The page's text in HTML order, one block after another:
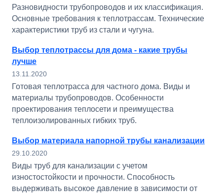
Разновидности трубопроводов и их классификация.
Основные требования к теплотрассам. Технические
характеристики труб из стали и чугуна.
Выбор теплотрассы для дома - какие трубы
лучше
13.11.2020
Готовая теплотрасса для частного дома. Виды и
материалы трубопроводов. Особенности
проектирования теплосети и преимущества
теплоизолированных гибких труб.
Выбор материала напорной трубы канализации
29.10.2020
Виды труб для канализации с учетом
изностостойкости и прочности. Способность
выдерживать высокое давление в зависимости от